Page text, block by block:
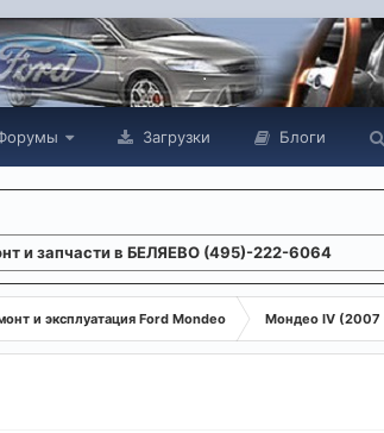
Загрузки Блоги
и запчасти в БЕЛЯЕВО (495)-222-6064
и эксплуатация Ford Mondeo Мондео IV (2007